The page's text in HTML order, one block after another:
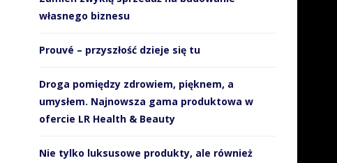
własnego biznesu
Prouvé – przyszłość dzieje się tu
Droga pomiędzy zdrowiem, pięknem, a
umysłem. Najnowsza gama produktowa w
ofercie LR Health & Beauty
Nie tylko luksusowe produkty, ale również